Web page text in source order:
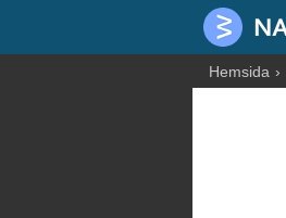
Hemsida